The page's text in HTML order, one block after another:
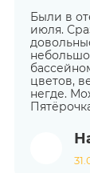
Были в
июля.
цветов,
негде.